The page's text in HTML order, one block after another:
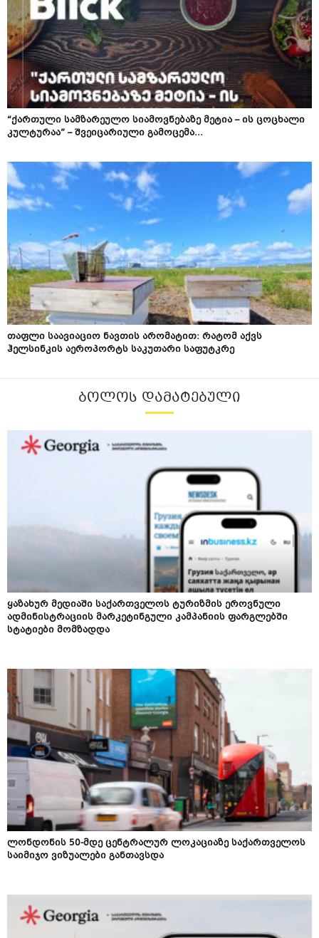
“ქართული სამზარეულო სიამოვნებაზე მეტია – ის ცოცხალი
კულტურაა” – შვეიცარიული გამოცემა...
თაფლი საავიაციო ნავთის არომატით: რატომ აქვს
ჰელსინკის აეროპორტს საკუთარი საფუტკრე
ᲑᲝᲚᲝᲡ ᲓᲐᲛᲐᲢᲔᲑᲣᲚᲘ
ყაზახურ მედიაში საქართველოს ტურიზმის ეროვნული
ადმინისტრაციის მარკეტინგული კამპანიის ფარგლებში
სტატიები მომზადდა
ლონდონის 50-მდე ცენტრალურ ლოკაციაზე საქართველოს
საიმიჯო ვიზუალები განთავსდა